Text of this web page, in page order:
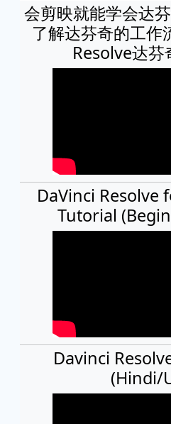
会剪映就能学会达
了解达芬奇的工
Resolve达芬
DaVinci Resolve
Tutorial
Davinci
(Hindi/